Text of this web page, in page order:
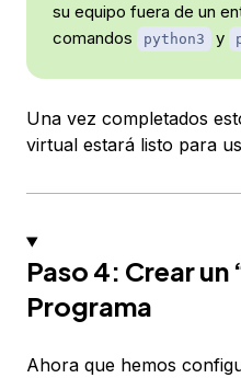
su equipo fuera de un
comandos
python3 y
Una vez completados
virtual estará listo para
Paso 4: Crear
Programa
Ahora que hemos